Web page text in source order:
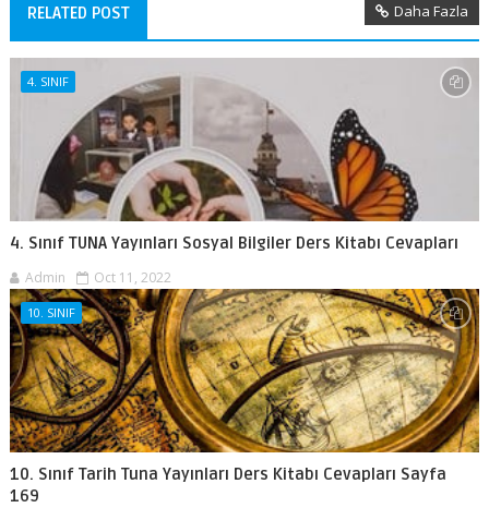
RELATED POST Daha Fazla
4. SINIF
4. Sınıf TUNA Yayınları Sosyal Bilgiler Ders Kitabı Cevapları
Admin Oct 11, 2022
10. SINIF
10. Sınıf Tarih Tuna Yayınları Ders Kitabı Cevapları Sayfa
169